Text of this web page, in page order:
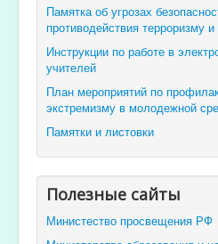
Памятка об угрозах
противодействия терроризму
Инструкции по работе в
учителей
План мероприятий по
экстремизму в молодежной
Памятки и листовки
Полезные сайты
Министество просвещения РФ